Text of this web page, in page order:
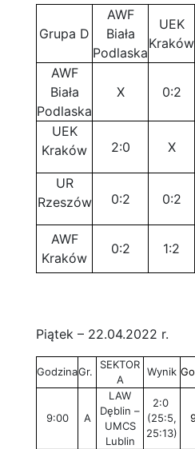
Grupa D
AWF
Biała
Podlaska
UEK
Kraków
AWF
Biała
Podlaska
X 0:2
UEK
Kraków
2:0 X
UR
Rzeszów
0:2 0:2
AWF
Kraków
0:2 1:2
Piątek – 22.04.2022 r.
GodzinaGr.
SEKTOR
A
Wynik
9:00 A
LAW
Dęblin –
UMCS
Lublin
2:0
(25:5,
25:13)